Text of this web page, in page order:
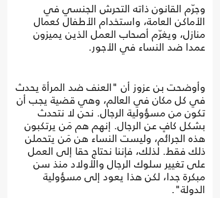
وجرّم القانون ذاته التحرش الجنسي في
الأماكن العامة، واستخدام الأطفال كعمال
منازل، ويغرّم أصحاب العمل الذين يميزون
عمدا ضد النساء في الأجور.
وأوضحت بن عزوز أن "العنف ضد المرأة يحدث
في كل مكان في العالم، وهي قضية يجب أن
تكون من مسؤولية الرجال. نحن لا نتحدث
بشكل كافٍ عن الرجال. إنهم هم مَن يرتكبون
هذه الجرائم، وليست النساء هن مَن يتحملن
ذلك فقط. لذلك، فإننا نحتاج حقا إلى العمل
على تغيير سلوك الرجال والأولاد منذ سن
مبكرة جدا، لكن هذا يعود إلى مسؤولية
الدولة".